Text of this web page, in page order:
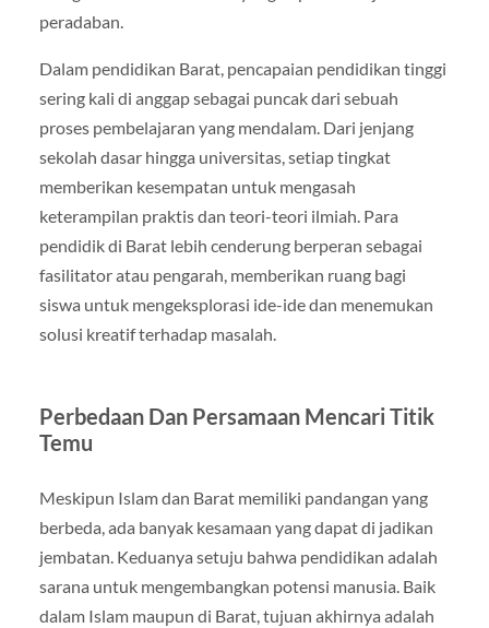
peradaban.
Dalam pendidikan Barat, pencapaian pendidikan tinggi
sering kali di anggap sebagai puncak dari sebuah
proses pembelajaran yang mendalam. Dari jenjang
sekolah dasar hingga universitas, setiap tingkat
memberikan kesempatan untuk mengasah
keterampilan praktis dan teori-teori ilmiah. Para
pendidik di Barat lebih cenderung berperan sebagai
fasilitator atau pengarah, memberikan ruang bagi
siswa untuk mengeksplorasi ide-ide dan menemukan
solusi kreatif terhadap masalah.
Perbedaan Dan Persamaan Mencari Titik
Temu
Meskipun Islam dan Barat memiliki pandangan yang
berbeda, ada banyak kesamaan yang dapat di jadikan
jembatan. Keduanya setuju bahwa pendidikan adalah
sarana untuk mengembangkan potensi manusia. Baik
dalam Islam maupun di Barat, tujuan akhirnya adalah